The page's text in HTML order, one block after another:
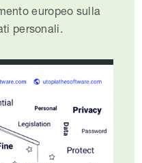
europeo sulla
personali.